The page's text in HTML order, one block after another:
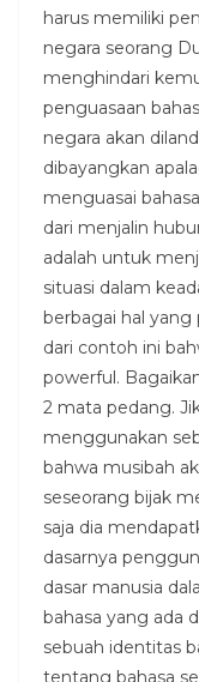
harus memiliki
negara seorang
menghindari
penguasaan
negara akan
dibayangkan
menguasai
dari menjalin
adalah untuk
situasi dalam
berbagai hal
dari contoh ini
powerful.
2 mata pedang.
menggunakan
bahwa musibah
seseorang bijak
saja dia
dasarnya
dasar manusia
bahasa yang ada
sebuah identitas
tentang bahasa